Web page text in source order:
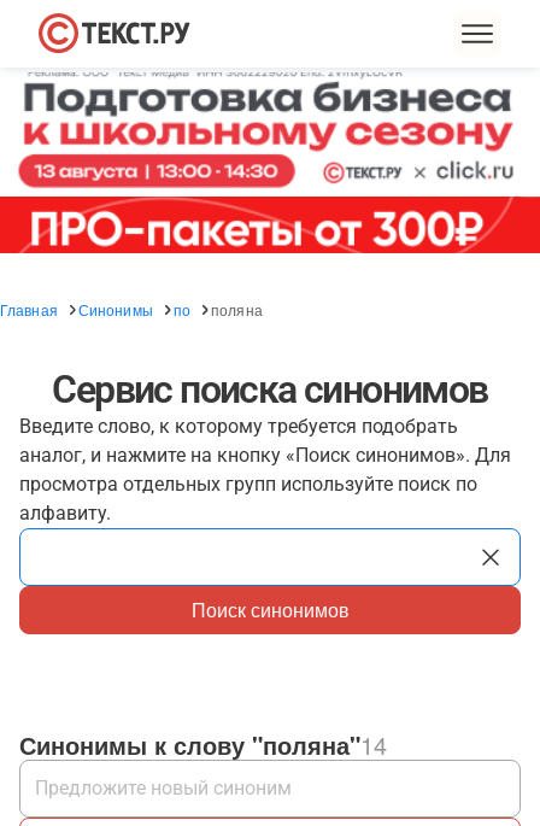
Главная Синонимы по поляна
Сервис поиска синонимов
Введите слово, к которому требуется подобрать
аналог, и нажмите на кнопку «Поиск синонимов». Для
просмотра отдельных групп используйте поиск по
алфавиту.
Поиск синонимов
Синонимы к слову "поляна"14